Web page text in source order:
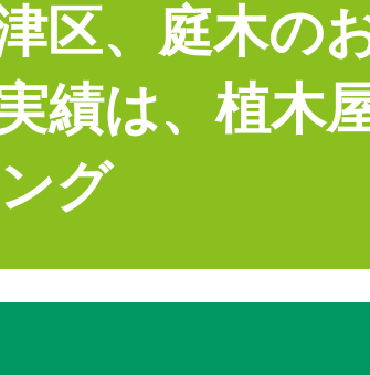
区、庭木の
績は、植木
グ